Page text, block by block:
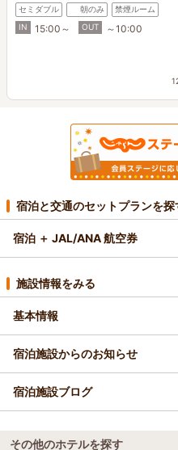
セミダブル 朝のみ
禁煙ルーム
IN
15:00～ OUT ～10:00
宿泊と交通のセットプランを探
宿泊 ＋ JAL/ANA 航空券
施設情報をみる
基本情報
宿泊施設からのお知らせ
宿泊施設ブログ
その他のホテルを探す